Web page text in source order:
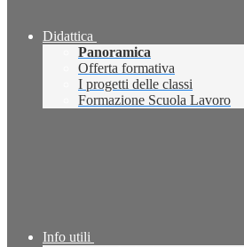
Didattica
Panoramica
Offerta formativa
I progetti delle classi
Formazione Scuola Lavoro
Info utili